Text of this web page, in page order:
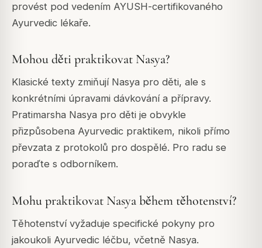
provést pod vedením AYUSH-certifikovaného
Ayurvedic lékaře.
Mohou děti praktikovat Nasya?
Klasické texty zmiňují Nasya pro děti, ale s
konkrétními úpravami dávkování a přípravy.
Pratimarsha Nasya pro děti je obvykle
přizpůsobena Ayurvedic praktikem, nikoli přímo
převzata z protokolů pro dospělé. Pro radu se
poraďte s odborníkem.
Mohu praktikovat Nasya během těhotenství?
Těhotenství vyžaduje specifické pokyny pro
jakoukoli Ayurvedic léčbu, včetně Nasya.